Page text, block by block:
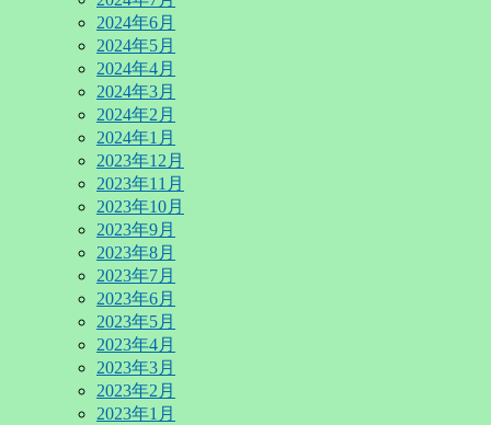
2024年6月
2024年5月
2024年4月
2024年3月
2024年2月
2024年1月
2023年12月
2023年11月
2023年10月
2023年9月
2023年8月
2023年7月
2023年6月
2023年5月
2023年4月
2023年3月
2023年2月
2023年1月